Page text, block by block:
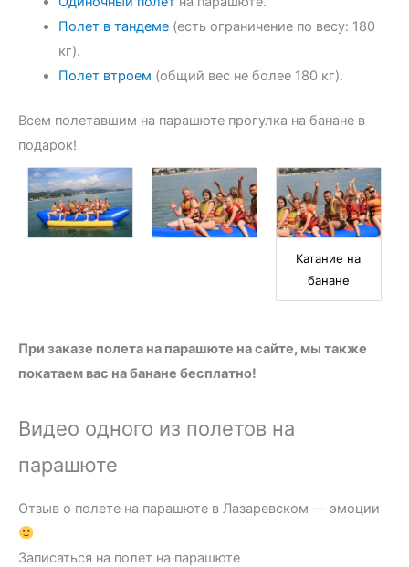
Полет в тандеме(есть ограничение по весу: 180
кг).
Полет втроем (общий вес не более 180 кг).
Всем полетавшим на парашюте прогулка на банане в
подарок!
Катание на
банане
При заказе полета на парашюте на сайте, мы также
покатаем вас на банане бесплатно!
Видео одного из полетов на
парашюте
Отзыв о полете на парашюте в Лазаревском — эмоции
Записаться на полет на парашюте